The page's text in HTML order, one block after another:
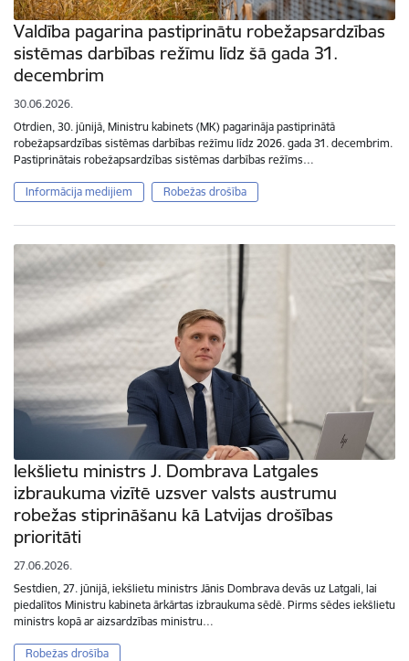
Valdība pagarina pastiprinātu robežapsardzības
sistēmas darbības režīmu līdz šā gada 31.
decembrim
30.06.2026.
Otrdien, 30. jūnijā, Ministru kabinets (MK) pagarināja pastiprinātā
robežapsardzības sistēmas darbības režīmu līdz 2026. gada 31. decembrim.
Pastiprinātais robežapsardzības sistēmas darbības režīms…
Informācija medijiem Robežas drošība
Iekšlietu ministrs J. Dombrava Latgales
izbraukuma vizītē uzsver valsts austrumu
robežas stiprināšanu kā Latvijas drošības
prioritāti
27.06.2026.
Sestdien, 27. jūnijā, iekšlietu ministrs Jānis Dombrava devās uz Latgali, lai
piedalītos Ministru kabineta ārkārtas izbraukuma sēdē. Pirms sēdes iekšlietu
ministrs kopā ar aizsardzības ministru…
Robežas drošība